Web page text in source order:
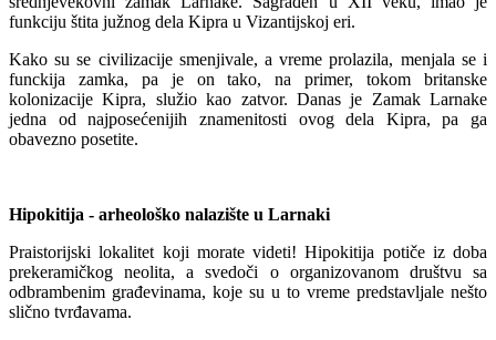
funkciju štita južnog dela Kipra u Vizantijskoj eri.
Kako su se civilizacije smenjivale, a vreme prolazila, menjala se i
funckija zamka, pa je on tako, na primer, tokom britanske
kolonizacije Kipra, služio kao zatvor. Danas je Zamak Larnake
jedna od najposećenijih znamenitosti ovog dela Kipra, pa ga
obavezno posetite.
Hipokitija - arheološko nalazište u Larnaki
Praistorijski lokalitet koji morate videti! Hipokitija potiče iz doba
prekeramičkog neolita, a svedoči o organizovanom društvu sa
odbrambenim građevinama, koje su u to vreme predstavljale nešto
slično tvrđavama.